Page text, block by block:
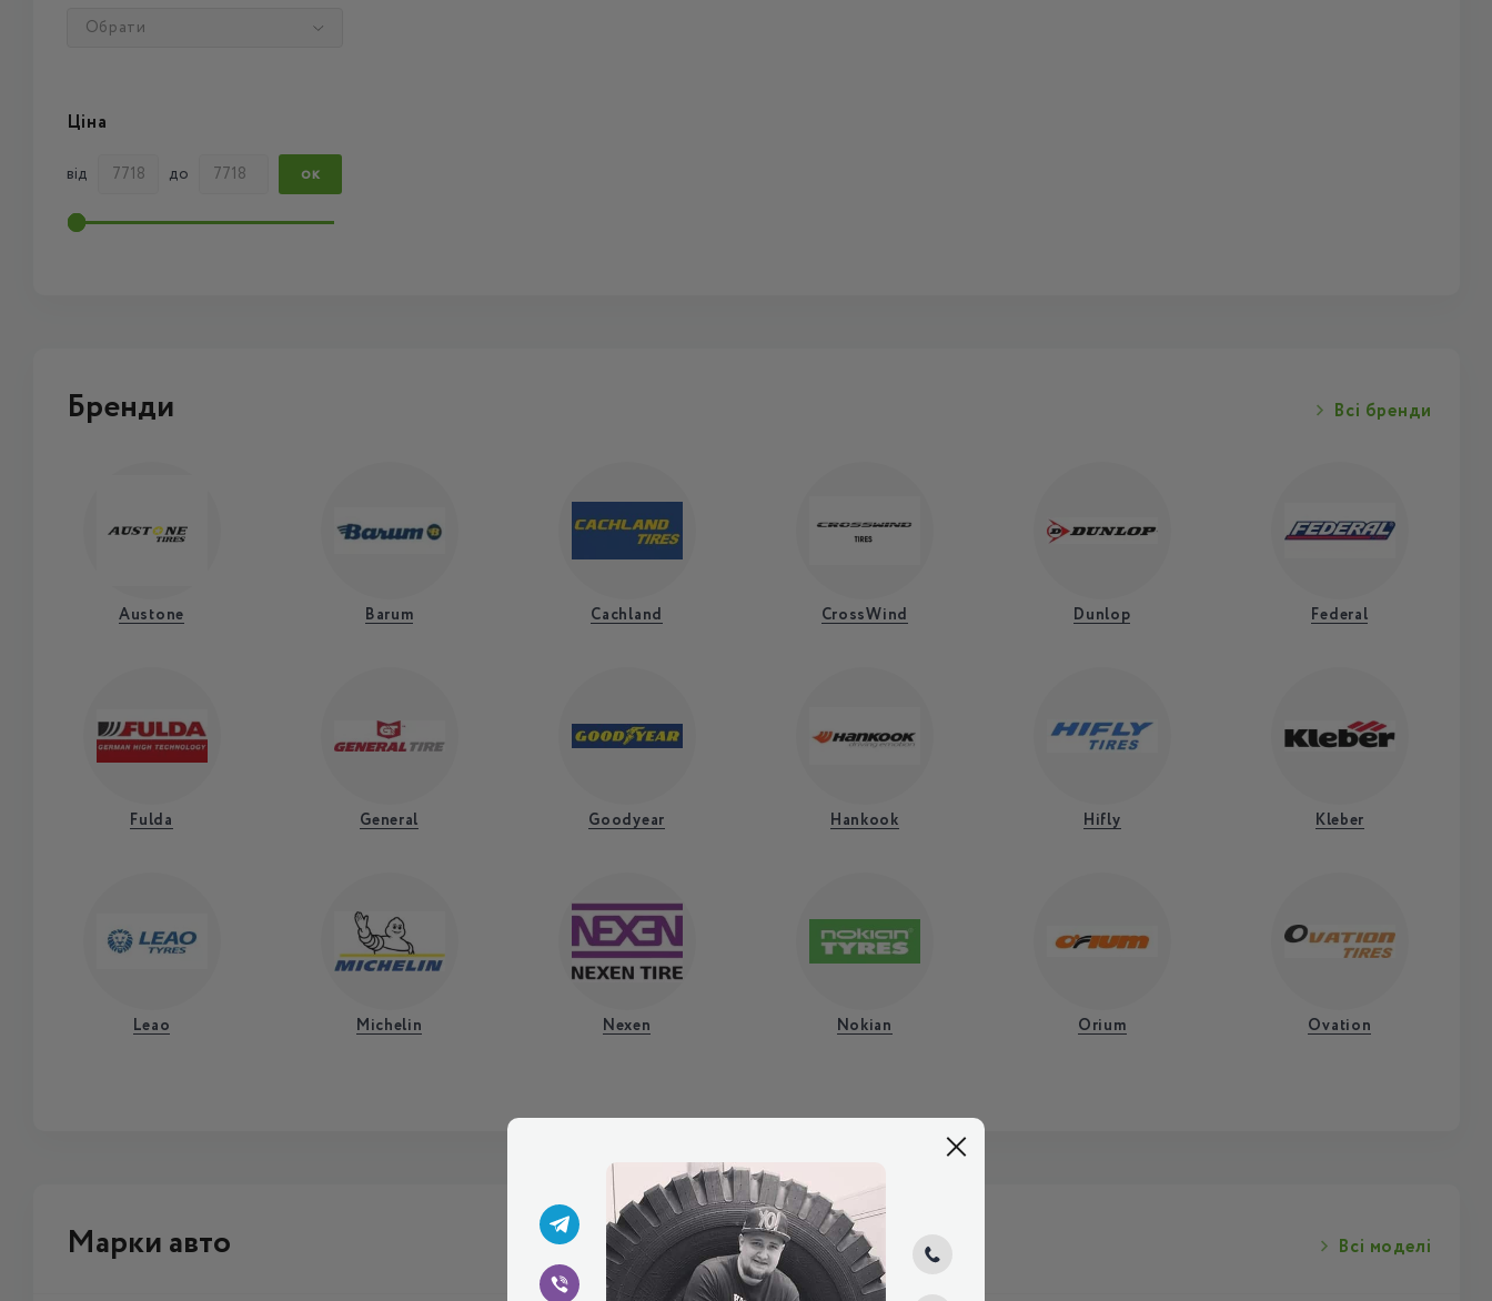
Обрати
Ціна
від до ОК
Бренди Всі бренди
Austone Barum Cachland CrossWind Dunlop Federal
Fulda General Goodyear Hankook Hifly Kleber
Leao Michelin Nexen Nokian Orium Ovation
Марки авто Всі моделі